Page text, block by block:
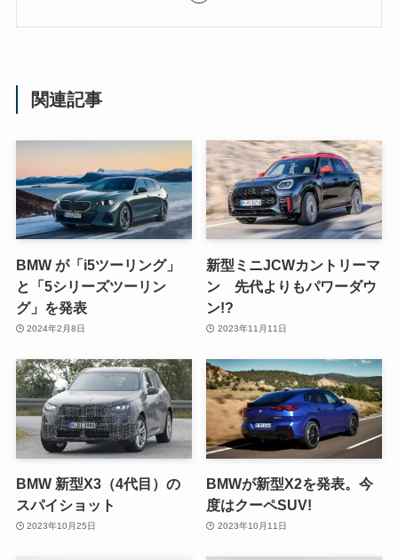
関連記事
BMW が「i5ツーリング」
と「5シリーズツーリン
グ」を発表
2024年2月8日
新型ミニJCWカントリーマ
ン 先代よりもパワーダウ
ン!?
2023年11月11日
BMW 新型X3（4代目）の
スパイショット
2023年10月25日
BMWが新型X2を発表。今
度はクーペSUV!
2023年10月11日